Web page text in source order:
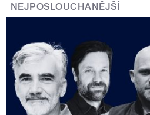
NEJPOSLOUCHANĚJŠÍ